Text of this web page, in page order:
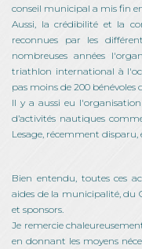
conseil municipal a mis fin
Aussi, la crédibilité et la
reconnues par les
nombreuses années
triathlon international à
pas moins de 200 bénévoles
Il y a aussi eu
d’activités nautiques
Lesage, récemment disparu,
Bien entendu, toutes ces
aides de la municipalité, du
et sponsors.
Je remercie
en donnant les moyens